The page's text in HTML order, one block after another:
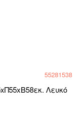
55281538
Λευκό